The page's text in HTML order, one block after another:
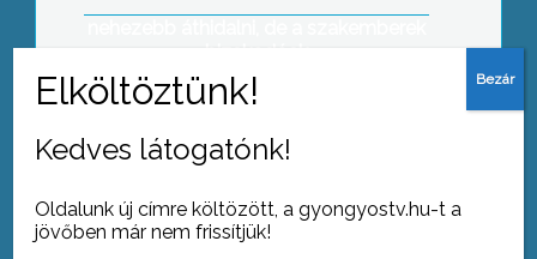
Kedves látogatónk!
Oldalunk új címre költözött, a gyongyostv.hu-t a
jövőben már nem frissítjük!